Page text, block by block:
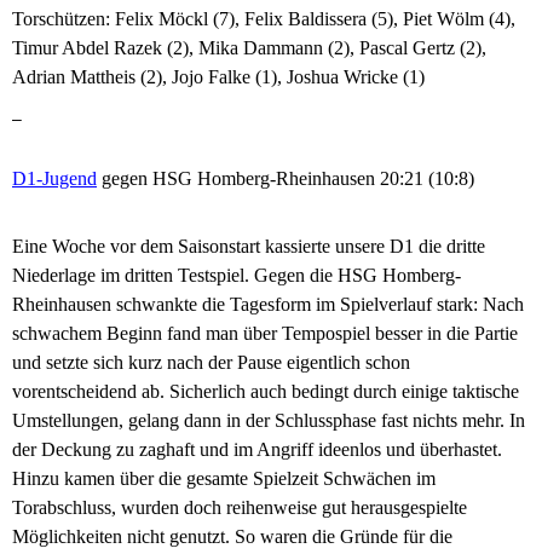
Torschützen: Felix Möckl (7), Felix Baldissera (5), Piet Wölm (4),
Timur Abdel Razek (2), Mika Dammann (2), Pascal Gertz (2),
Adrian Mattheis (2), Jojo Falke (1), Joshua Wricke (1)
–
D1-Jugend gegen HSG Homberg-Rheinhausen 20:21 (10:8)
Eine Woche vor dem Saisonstart kassierte unsere D1 die dritte
Niederlage im dritten Testspiel. Gegen die HSG Homberg-
Rheinhausen schwankte die Tagesform im Spielverlauf stark: Nach
schwachem Beginn fand man über Tempospiel besser in die Partie
und setzte sich kurz nach der Pause eigentlich schon
vorentscheidend ab. Sicherlich auch bedingt durch einige taktische
Umstellungen, gelang dann in der Schlussphase fast nichts mehr. In
der Deckung zu zaghaft und im Angriff ideenlos und überhastet.
Hinzu kamen über die gesamte Spielzeit Schwächen im
Torabschluss, wurden doch reihenweise gut herausgespielte
Möglichkeiten nicht genutzt. So waren die Gründe für die